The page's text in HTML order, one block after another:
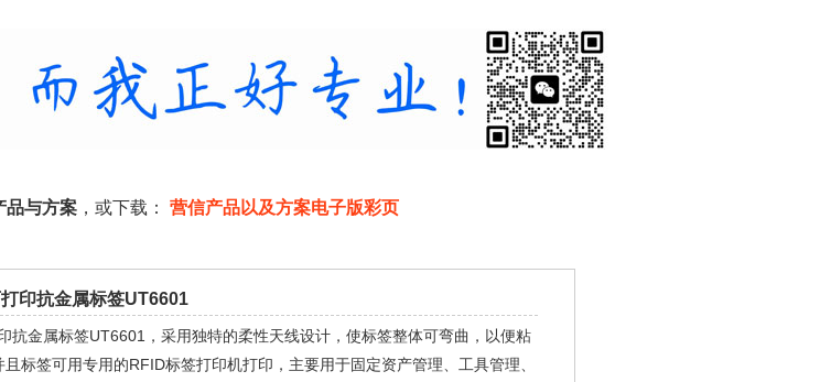
品与方案 ，或下载： 营信产品以及方案电子版彩页
印抗金属标签UT6601
抗金属标签UT6601，采用独特的柔性天线设计，使标签整体可弯曲，以便粘
标签可用专用的RFID标签打印机打印，主要用于固定资产管理、工具管理、